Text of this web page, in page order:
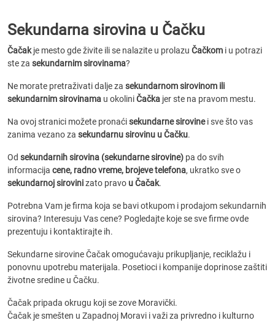
Sekundarna sirovina u Čačku
Čačakje mesto gde živite ili se nalazite u prolazu Čačkom i u potrazi
ste za sekundarnim sirovinama?
Ne morate pretraživati dalje za sekundarnom sirovinom ili
sekundarnim sirovinama u okoliniČačka jer ste na pravom mestu.
Na ovoj stranici možete pronaćisekundarne sirovinei sve što vas
zanima vezano za sekundarnu sirovinu u Čačku.
Od sekundarnih sirovina (sekundarne sirovine) pa do svih
informacija cene, radno vreme, brojeve telefona, ukratko sve o
sekundarnoj sirovinizato pravo u Čačak.
Potrebna Vam je firma koja se bavi otkupom i prodajom sekundarnih
sirovina? Interesuju Vas cene? Pogledajte koje se sve firme ovde
prezentuju i kontaktirajte ih.
Sekundarne sirovine Čačak omogućavaju prikupljanje, reciklažu i
ponovnu upotrebu materijala. Posetioci i kompanije doprinose zaštiti
životne sredine u Čačku.
Čačak pripada okrugu koji se zove Moravički.
Čačak je smešten u Zapadnoj Moravi i važi za privredno i kulturno